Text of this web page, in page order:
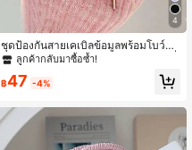
4
ชุดป้องกันสายเคเบิลข้อมูลพร้อมโบว์สีช
มพูสุดน่ารัก เข้ากันได้กับเคสป้องกันเครื่
นสายเคเบิลข้อมูล เชือกกัดสาย อุปกรณ์
ชาร์จ
ลูกค้ากลับมาซื้อซ้ำ!
฿47 -4%